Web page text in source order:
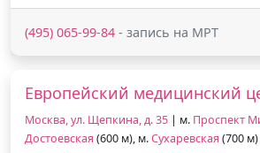
(495) 065-99-84 - запись на МРТ
Европейский медицинский
Москва, ул. Щепкина, д. 35 | м. Проспект
Достоевская (600 м), м.Сухаревская (700 м)